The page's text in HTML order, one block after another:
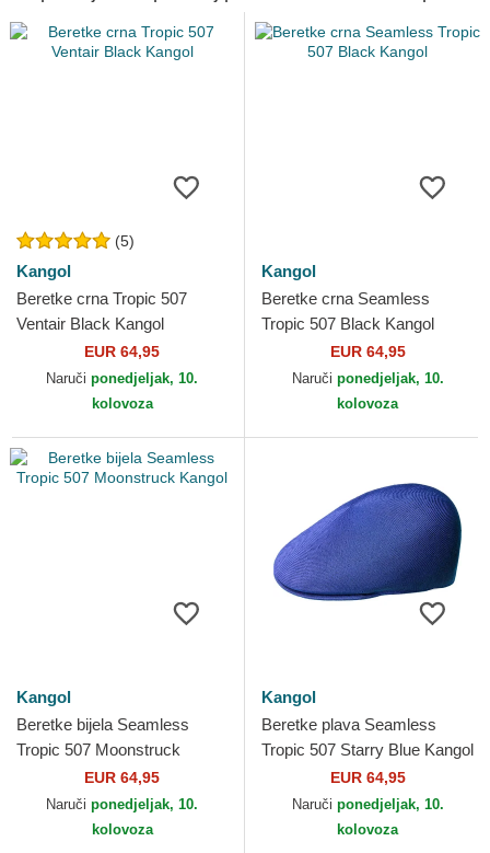
(5)
Kangol
Beretke crna Tropic 507
Ventair Black Kangol
EUR 64,95
Naruči ponedjeljak, 10.
kolovoza
Kangol
Beretke crna Seamless
Tropic 507 Black Kangol
EUR 64,95
Naruči ponedjeljak, 10.
kolovoza
Kangol
Beretke bijela Seamless
Tropic 507 Moonstruck
EUR 64,95
Naruči ponedjeljak, 10.
kolovoza
Kangol
Beretke plava Seamless
Tropic 507 Starry Blue Kangol
EUR 64,95
Naruči ponedjeljak, 10.
kolovoza